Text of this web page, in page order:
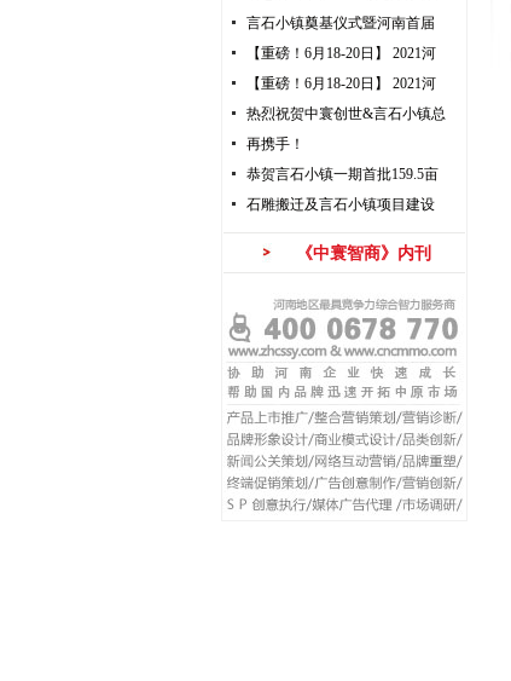
言石小镇奠基仪式暨河南首届
【重磅！6月18-20日】 2021河
【重磅！6月18-20日】 2021河
热烈祝贺中寰创世&言石小镇总
再携手！
恭贺言石小镇一期首批159.5亩
石雕搬迁及言石小镇项目建设
《中寰智商》内刊